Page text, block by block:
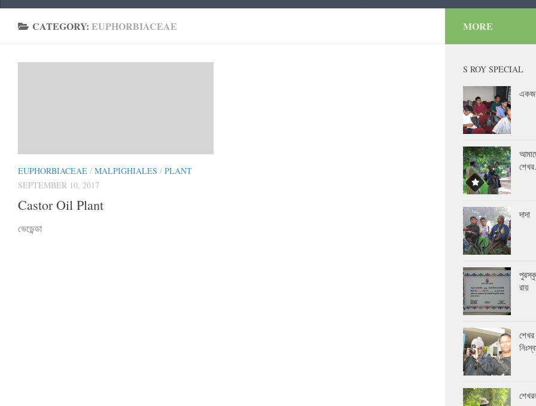
CATEGORY: EUPHORBIACEAE
EUPHORBIACEAE / MALPIGHIALES / PLANT
SEPTEMBER 10, 2017
Castor Oil Plant
ভেড়েন্ডা
MORE
S ROY SPECIAL
দাদা
রায়